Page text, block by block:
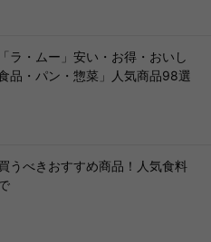
ラ・ムー」安い・お得・おいし
品・パン・惣菜」人気商品98選
うべきおすすめ商品！人気食料